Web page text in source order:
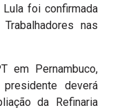
foi confirmada
nas
em Pernambuco,
deverá
da Refinaria